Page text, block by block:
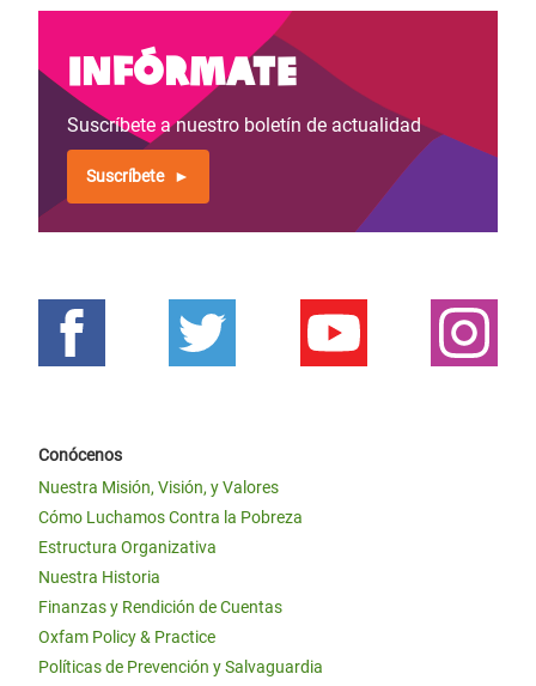
Infórmate
Suscríbete a nuestro boletín de actualidad
Suscríbete
Conócenos
Nuestra Misión, Visión, y Valores
Cómo Luchamos Contra la Pobreza
Estructura Organizativa
Nuestra Historia
Finanzas y Rendición de Cuentas
Oxfam Policy & Practice
Políticas de Prevención y Salvaguardia